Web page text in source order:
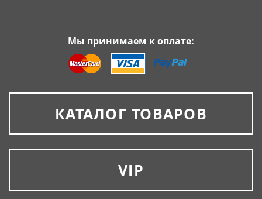
Мы принимаем к оплате:
КАТАЛОГ ТОВАРОВ
VIP